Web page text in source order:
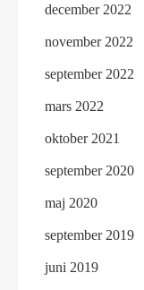
december 2022
november 2022
september 2022
mars 2022
oktober 2021
september 2020
maj 2020
september 2019
juni 2019